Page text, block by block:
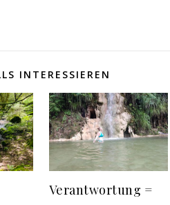
INTERESSIEREN
Verantwortung =